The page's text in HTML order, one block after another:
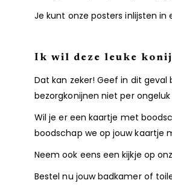
Je kunt onze posters inlijsten
Ik wil deze leuke
Dat kan zeker! Geef in dit geval
bezorgkonijnen niet per
Wil je er een kaartje met
boodschap we op jouw kaartje
Neem ook eens een kijkje op
Bestel nu jouw badkamer of